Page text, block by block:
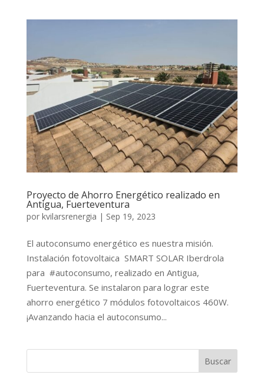
Proyecto de Ahorro Energético realizado en
Antigua, Fuerteventura
por kvilarsrenergia | Sep 19, 2023
El autoconsumo energético es nuestra misión.
Instalación fotovoltaica SMART SOLAR Iberdrola
para #autoconsumo, realizado en Antigua,
Fuerteventura. Se instalaron para lograr este
ahorro energético 7 módulos fotovoltaicos 460W.
¡Avanzando hacia el autoconsumo...